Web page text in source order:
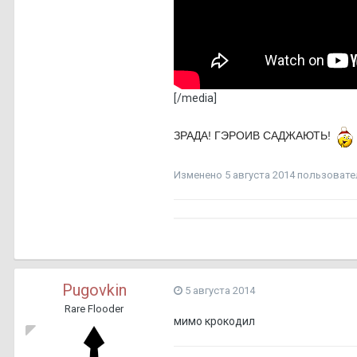
[/media]
ЗРАДА! ГЭРОИВ САДЖАЮТЬ!
Изменено 5 августа 2014
Pugovkin
Rare Flooder
5 августа 2014
мимо крокодил